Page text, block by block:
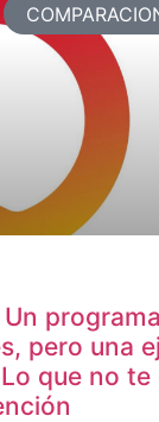
pero una
que no